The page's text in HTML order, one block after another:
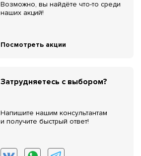
Возможно, вы найдёте что-то среди
наших акций!
Посмотреть акции
Затрудняетесь с выбором?
Напишите нашим консультантам
и получите быстрый ответ!